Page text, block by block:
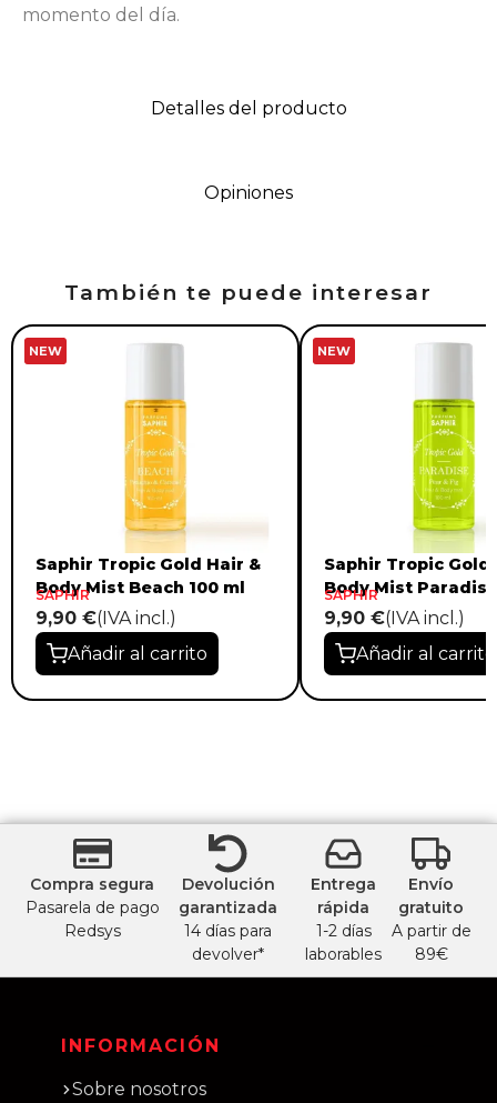
Detalles del producto
Opiniones
momento del día.
También te puede interesar
NEW
Saphir Tropic Gold Hair &
Body Mist Beach 100 ml
SAPHIR
9,90 €(IVA incl.)
Añadir al carrito
NEW
Saphir Tropic Gold
Body Mist
SAPHIR
9,90 €(IVA incl.)
Añadir al carrito
Compra segura
Pasarela de pago
Redsys
Devolución
garantizada
14 días para
devolver*
Entrega
rápida
1-2 días
laborables
Envío
gratuito
A partir de
89€
INFORMACIÓN
Sobre nosotros